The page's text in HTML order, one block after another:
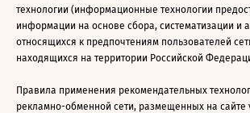
технологии (информационные технологии
информации на основе сбора, систематизации и
относящихся к предпочтениям пользователей
находящихся на территории Российской
Правила применения рекомендательных
рекламно-обменной сети, размещенных на сайте